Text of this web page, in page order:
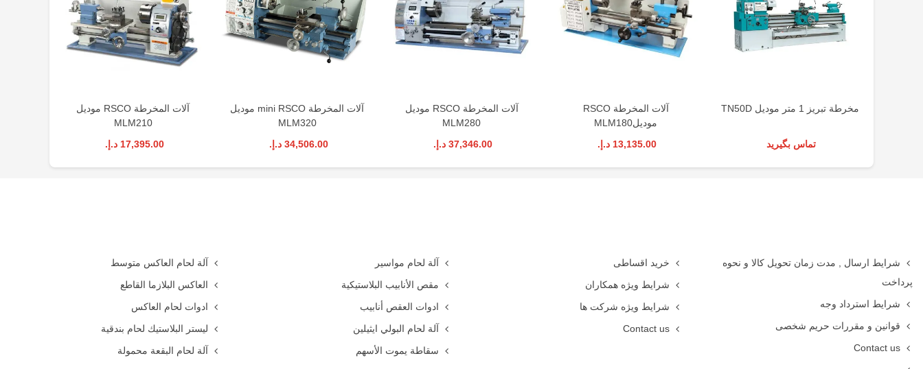
مخرطة تبريز 1 متر موديل TN50D
تماس بگیرید
آلات المخرطة RSCO
مودیلMLM180
13,135.00 د.إ.‏
آلات المخرطة RSCO مودیل
MLM280
37,346.00 د.إ.‏
آلات المخرطة mini RSCO مودیل
MLM320
34,506.00 د.إ.‏
آلات المخرطة RSCO مودیل
MLM210
17,395.00 د.إ.‏
شرایط ارسال , مدت زمان تحویل کالا و نحوه
پرداخت
شرایط استرداد وجه
قوانین و مقررات حریم شخصی
Contact us
خرید اقساطی
شرایط ویژه همکاران
شرایط ویژه شرکت ها
Contact us
آلة لحام مواسير
مقص الأنابيب البلاستيكية
ادوات العقص أنابيب
آلة لحام البولي ايثيلين
سقاطة يموت الأسهم
آلة لحام العاكس متوسط
العاكس البلازما القاطع
ادوات لحام العاكس
ليستر البلاستيك لحام بندقية
آلة لحام البقعة محمولة